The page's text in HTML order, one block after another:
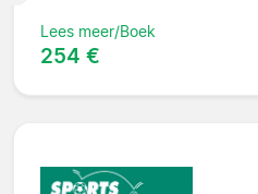
Lees meer/Boek
254 €